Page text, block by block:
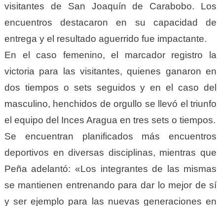
visitantes de San Joaquín de Carabobo. Los
encuentros destacaron en su capacidad de
entrega y el resultado aguerrido fue impactante.
En el caso femenino, el marcador registro la
victoria para las visitantes, quienes ganaron en
dos tiempos o sets seguidos y en el caso del
masculino, henchidos de orgullo se llevó el triunfo
el equipo del Inces Aragua en tres sets o tiempos.
Se encuentran planificados más encuentros
deportivos en diversas disciplinas, mientras que
Peña adelantó: «Los integrantes de las mismas
se mantienen entrenando para dar lo mejor de sí
y ser ejemplo para las nuevas generaciones en